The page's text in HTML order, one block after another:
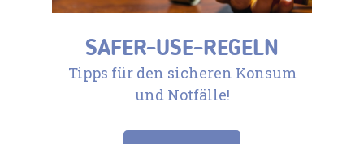
SAFER-USE-REGELN
Tipps für den sicheren Konsum
und Notfälle!